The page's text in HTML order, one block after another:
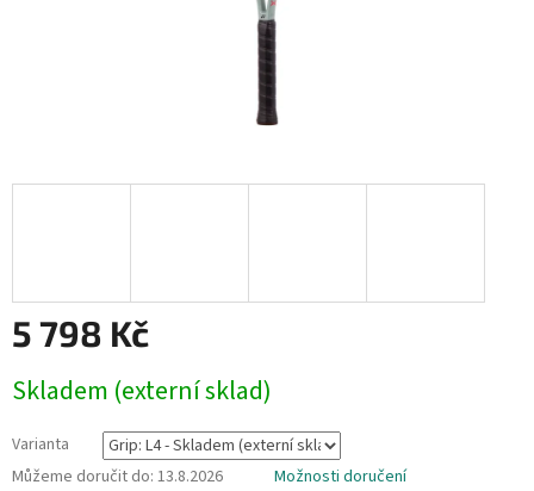
5 798 Kč
cena:
Skladem (externí sklad)
Varianta
Můžeme doručit do: 13.8.2026 Možnosti doručení